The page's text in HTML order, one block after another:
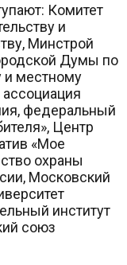
Комитет
и
Минстрой
Думы по
и местному
федеральный
Центр
«Мое
охраны
Московский
институт
союз